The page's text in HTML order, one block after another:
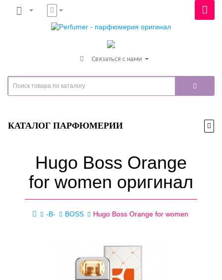
Связаться с нами
КАТАЛОГ ПАРФЮМЕРИИ
Hugo Boss Orange
for women оригинал
-B- BOSS Hugo Boss Orange for women